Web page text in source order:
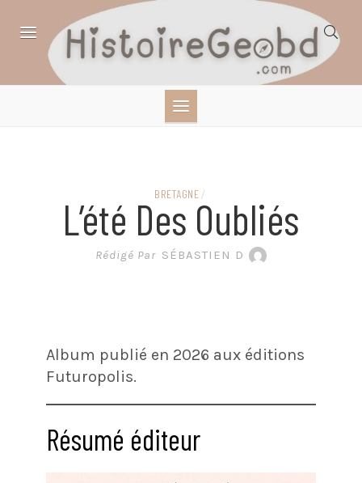
LITTÉRATURE EN
BANDE DESSINÉE
BRETAGNE /
L’été Des Oubliés
Rédigé Par SÉBASTIEN D
Album publié en 2026 aux éditions
Futuropolis.
Résumé éditeur